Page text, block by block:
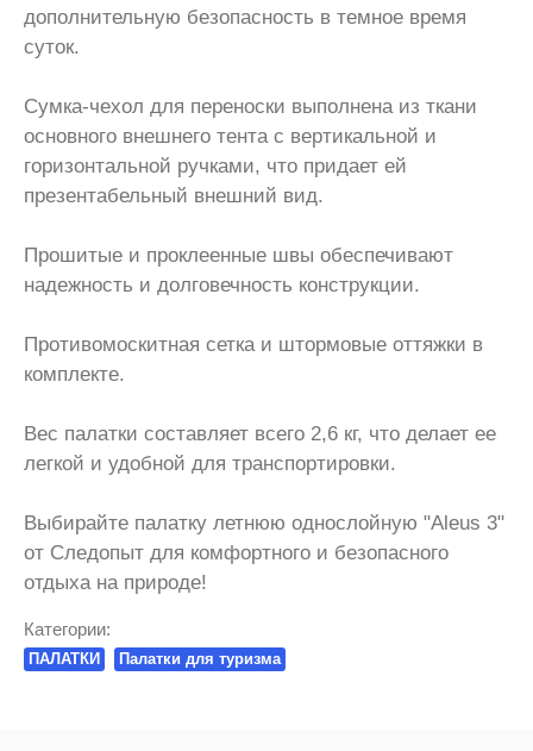
дополнительную безопасность в темное время
суток.
Сумка-чехол для переноски выполнена из ткани
основного внешнего тента с вертикальной и
горизонтальной ручками, что придает ей
презентабельный внешний вид.
Прошитые и проклеенные швы обеспечивают
надежность и долговечность конструкции.
Противомоскитная сетка и штормовые оттяжки в
комплекте.
Вес палатки составляет всего 2,6 кг, что делает ее
легкой и удобной для транспортировки.
Выбирайте палатку летнюю однослойную "Aleus 3"
от Следопыт для комфортного и безопасного
отдыха на природе!
Категории:
ПАЛАТКИ Палатки для туризма